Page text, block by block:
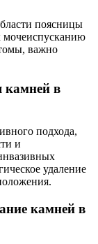
поясницы
мочеиспусканию
важно
камней в
подхода,
и
удаление
камней в